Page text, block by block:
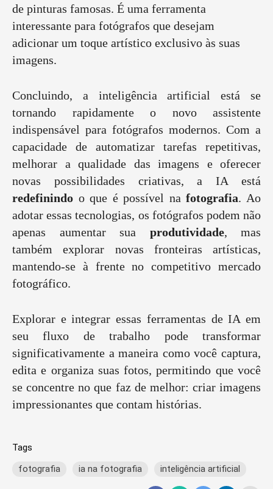
de pinturas famosas. É uma ferramenta
interessante para fotógrafos que desejam
adicionar um toque artístico exclusivo às suas
imagens.
Concluindo, a inteligência artificial está se
tornando rapidamente o novo assistente
indispensável para fotógrafos modernos. Com a
capacidade de automatizar tarefas repetitivas,
melhorar a qualidade das imagens e oferecer
novas possibilidades criativas, a IA está
redefinindo o que é possível nafotografia. Ao
adotar essas tecnologias, os fotógrafos podem não
apenas aumentar sua produtividade, mas
também explorar novas fronteiras artísticas,
mantendo-se à frente no competitivo mercado
fotográfico.
Explorar e integrar essas ferramentas de IA em
seu fluxo de trabalho pode transformar
significativamente a maneira como você captura,
edita e organiza suas fotos, permitindo que você
se concentre no que faz de melhor: criar imagens
impressionantes que contam histórias.
Tags
fotografia
ia na fotografia inteligência artificial